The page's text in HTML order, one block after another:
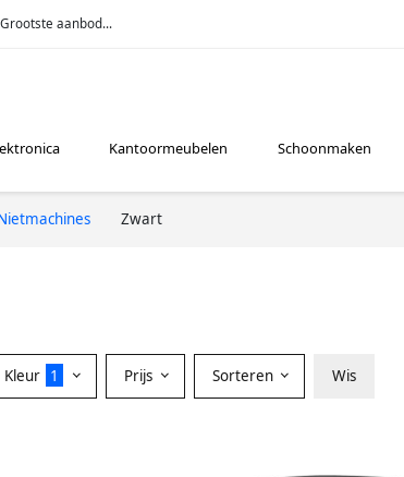
Grootste aanbod...
Kantoormeubelen Schoonmaken
Zwart
Kleur 1 Prijs Sorteren Wis